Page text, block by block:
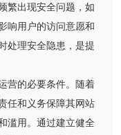
繁出现安全问题，如
响用户的访问意愿和
处理安全隐患，是提
营的必要条件。随着
任和义务保障其网站
滥用。通过建立健全